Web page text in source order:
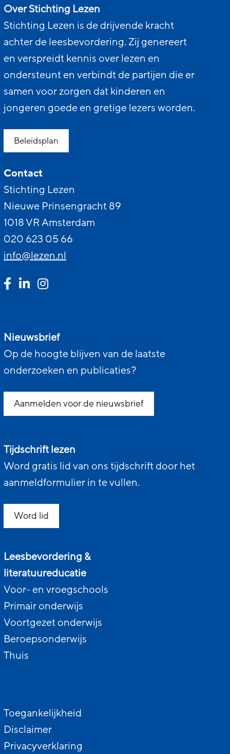
Over Stichting Lezen
Stichting Lezen is de drijvende kracht
achter de leesbevordering. Zij genereert
en verspreidt kennis over lezen en
ondersteunt en verbindt de partijen die er
samen voor zorgen dat kinderen en
jongeren goede en gretige lezers worden.
Beleidsplan
Contact
Stichting Lezen
Nieuwe Prinsengracht 89
1018 VR Amsterdam
020 623 05 66
info@lezen.nl
Nieuwsbrief
Op de hoogte blijven van de laatste
onderzoeken en publicaties?
Aanmelden voor de nieuwsbrief
Tijdschrift lezen
Word gratis lid van ons tijdschrift door het
aanmeldformulier in te vullen.
Word lid
Leesbevordering &
literatuureducatie
Voor- en vroegschools
Primair onderwijs
Voortgezet onderwijs
Beroepsonderwijs
Thuis
Toegankelijkheid
Disclaimer
Privacyverklaring